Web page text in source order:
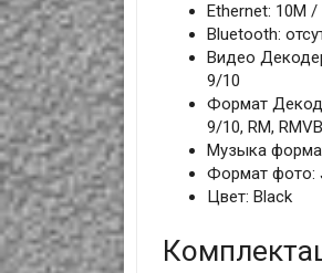
Ethernet: 10M /
Bluetooth:
Видео
9/10
Формат
9/10, RM,
Музыка
Формат фото:
Цвет: Black